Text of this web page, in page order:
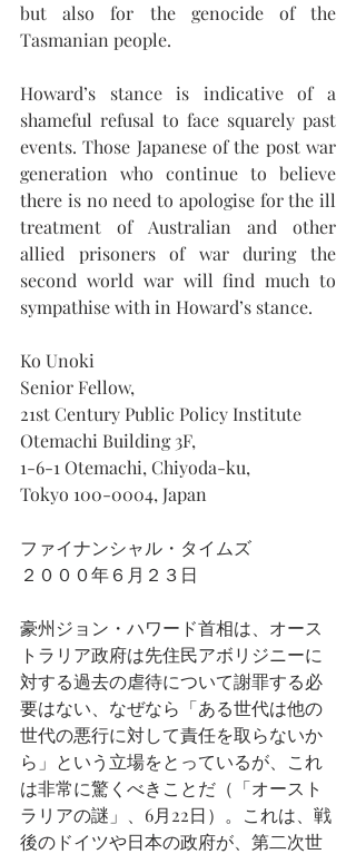
but also for the genocide of the
Tasmanian people.
Howard’s stance is indicative of a
shameful refusal to face squarely past
events. Those Japanese of the post war
generation who continue to believe
there is no need to apologise for the ill
treatment of Australian and other
allied prisoners of war during the
second world war will find much to
sympathise with in Howard’s stance.
Ko Unoki
Senior Fellow,
21st Century Public Policy Institute
Otemachi Building 3F,
1-6-1 Otemachi, Chiyoda-ku,
Tokyo 100-0004, Japan
ファイナンシャル・タイムズ
２０００年６月２３日
豪州ジョン・ハワード首相は、オース
トラリア政府は先住民アボリジニーに
対する過去の虐待について謝罪する必
要はない、なぜなら「ある世代は他の
世代の悪行に対して責任を取らないか
ら」という立場をとっているが、これ
は非常に驚くべきことだ（「オースト
ラリアの謎」、6月22日）。これは、戦
後のドイツや日本の政府が、第二次世